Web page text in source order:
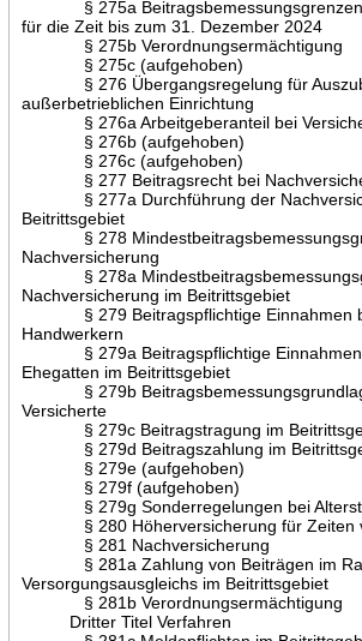
§ 275a Beitragsbemessungsgrenzen
für die Zeit bis zum 31. Dezember 2024
§ 275b Verordnungsermächtigung
§ 275c (aufgehoben)
§ 276 Übergangsregelung für
außerbetrieblichen Einrichtung
§ 276a Arbeitgeberanteil bei
§ 276b (aufgehoben)
§ 276c (aufgehoben)
§ 277 Beitragsrecht bei
§ 277a Durchführung der
Beitrittsgebiet
§ 278
Nachversicherung
§ 278a
Nachversicherung im Beitrittsgebiet
§ 279 Beitragspflichtige Einnahmen
Handwerkern
§ 279a Beitragspflichtige Einnahmen
Ehegatten im Beitrittsgebiet
§ 279b
Versicherte
§ 279c Beitragstragung im
§ 279d Beitragszahlung im
§ 279e (aufgehoben)
§ 279f (aufgehoben)
§ 279g Sonderregelungen bei
§ 280 Höherversicherung für Zeiten
§ 281 Nachversicherung
§ 281a Zahlung von Beiträgen im
Versorgungsausgleichs im Beitrittsgebiet
§ 281b Verordnungsermächtigung
Dritter Titel Verfahren